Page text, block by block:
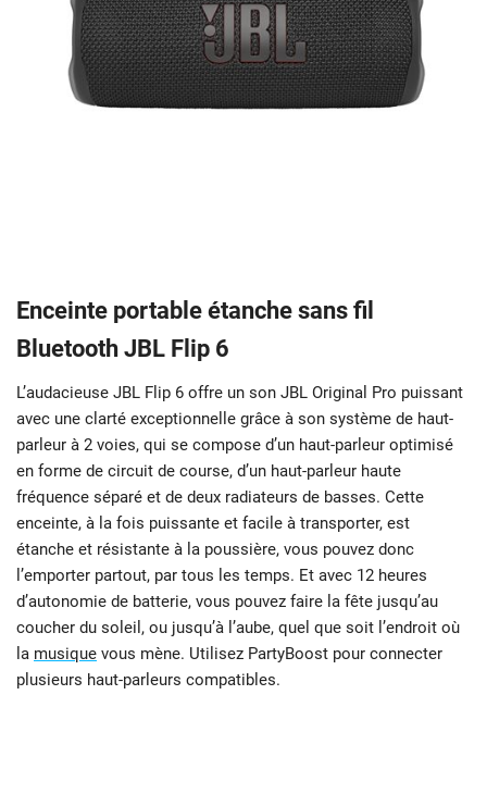
Enceinte portable étanche sans fil
Bluetooth JBL Flip 6
L’audacieuse JBL Flip 6 offre un son JBL Original Pro puissant
avec une clarté exceptionnelle grâce à son système de haut-
parleur à 2 voies, qui se compose d’un haut-parleur optimisé
en forme de circuit de course, d’un haut-parleur haute
fréquence séparé et de deux radiateurs de basses. Cette
enceinte, à la fois puissante et facile à transporter, est
étanche et résistante à la poussière, vous pouvez donc
l’emporter partout, par tous les temps. Et avec 12 heures
d’autonomie de batterie, vous pouvez faire la fête jusqu’au
coucher du soleil, ou jusqu’à l’aube, quel que soit l’endroit où
la musique vous mène. Utilisez PartyBoost pour connecter
plusieurs haut-parleurs compatibles.